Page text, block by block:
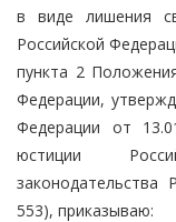
в виде лишения
Российской
пункта 2
Федерации,
Федерации от
юстиции
553), приказываю: